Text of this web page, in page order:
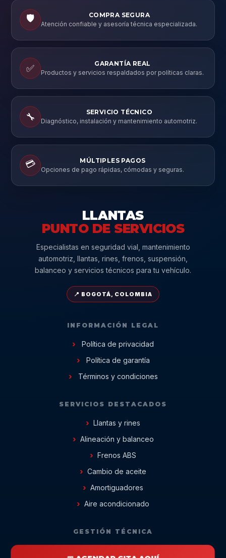
🛡️
COMPRA SEGURA
Atención confiable y asesoría técnica especializada.
✅
GARANTÍA REAL
Productos y servicios respaldados por políticas claras.
🔧
SERVICIO TÉCNICO
Diagnóstico, instalación y mantenimiento automotriz.
💳
MÚLTIPLES PAGOS
Opciones de pago rápidas, cómodas y seguras.
LLANTAS
PUNTO DE SERVICIOS
Especialistas en seguridad vial, mantenimiento
automotriz, llantas, rines, frenos, suspensión,
balanceo y servicios técnicos para tu vehículo.
📍 BOGOTÁ, COLOMBIA
INFORMACIÓN LEGAL
Política de privacidad
Política de garantía
Términos y condiciones
SERVICIOS DESTACADOS
Llantas y rines
Alineación y balanceo
Frenos ABS
Cambio de aceite
Amortiguadores
Aire acondicionado
GESTIÓN TÉCNICA